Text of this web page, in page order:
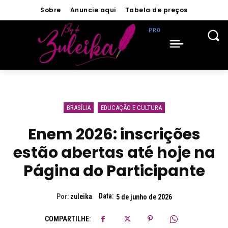
Sobre Anuncie aqui Tabela de preços
BRASÍLIA EDUCAÇÃO E CULTURA
Enem 2026: inscrições
estão abertas até hoje na
Página do Participante
Por: zuleika Data: 5 de junho de 2026
COMPARTILHE: